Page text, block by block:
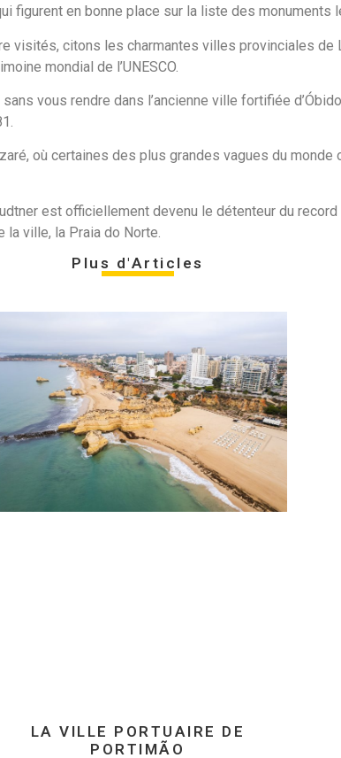
figurent en bonne place sur la liste des monuments
visités, citons les charmantes villes provinciales de
mondial de l’UNESCO.
vous rendre dans l’ancienne ville fortifiée
où certaines des plus grandes vagues du
est officiellement devenu le détenteur du
ville, la Praia do Norte.
Plus d'Articles
LA VILLE PORTUAIRE DE
PORTIMÃO